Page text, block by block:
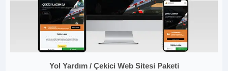
Yol Yardım / Çekici Web Sitesi Paketi